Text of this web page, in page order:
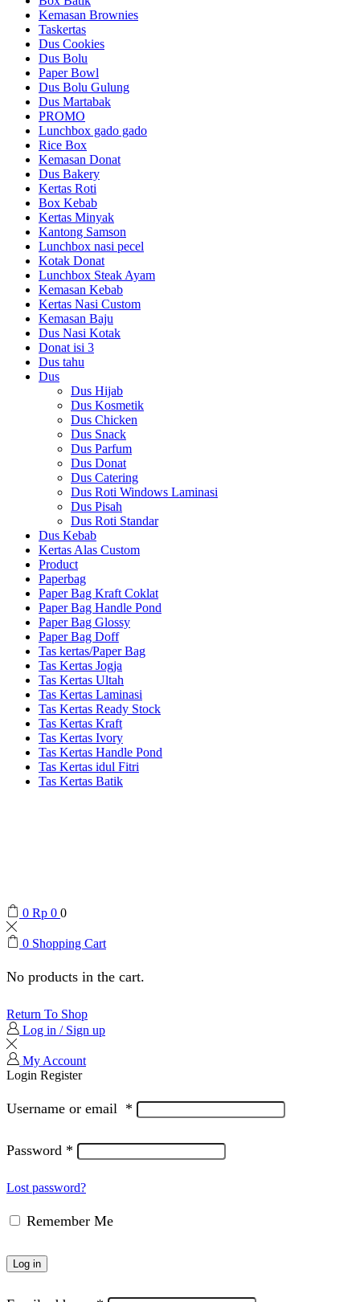
Kemasan Brownies
Taskertas
Dus Cookies
Dus Bolu
Paper Bowl
Dus Bolu Gulung
Dus Martabak
PROMO
Lunchbox gado gado
Rice Box
Kemasan Donat
Dus Bakery
Kertas Roti
Box Kebab
Kertas Minyak
Kantong Samson
Lunchbox nasi pecel
Kotak Donat
Lunchbox Steak Ayam
Kemasan Kebab
Kertas Nasi Custom
Kemasan Baju
Dus Nasi Kotak
Donat isi 3
Dus tahu
Dus
Dus Hijab
Dus Kosmetik
Dus Chicken
Dus Snack
Dus Parfum
Dus Donat
Dus Catering
Dus Roti Windows Laminasi
Dus Pisah
Dus Roti Standar
Dus Kebab
Kertas Alas Custom
Product
Paperbag
Paper Bag Kraft Coklat
Paper Bag Handle Pond
Paper Bag Glossy
Paper Bag Doff
Tas kertas/Paper Bag
Tas Kertas Jogja
Tas Kertas Ultah
Tas Kertas Laminasi
Tas Kertas Ready Stock
Tas Kertas Kraft
Tas Kertas Ivory
Tas Kertas Handle Pond
Tas Kertas idul Fitri
Tas Kertas Batik
0 Rp 0 0
0 Shopping Cart
No products in the cart.
Return To Shop
Log in / Sign up
My Account
Login Register
Username or email *
Password *
Lost password?
Remember Me
Log in